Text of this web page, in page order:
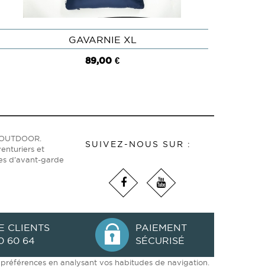
APERÇU
GAVARNIE XL
89,00 €
et
d’avant-garde
SUIVEZ-NOUS SUR :
CLIENTS
60 64
PAIEMENT
SÉCURISÉ
en analysant vos habitudes de navigation.